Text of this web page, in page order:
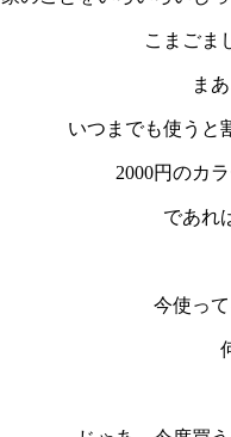
こまごま
ま
いつまでも使うと
2000円のカ
であれ
今使っ